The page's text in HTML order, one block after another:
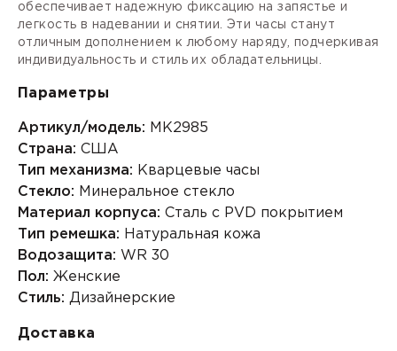
обеспечивает надежную фиксацию на запястье и
легкость в надевании и снятии. Эти часы станут
отличным дополнением к любому наряду, подчеркивая
индивидуальность и стиль их обладательницы.
Параметры
Артикул/модель: MK2985
Страна: США
Тип механизма: Кварцевые часы
Стекло: Минеральное стекло
Материал корпуса: Сталь с PVD покрытием
Тип ремешка: Натуральная кожа
Водозащита: WR 30
Пол: Женские
Стиль: Дизайнерские
Доставка